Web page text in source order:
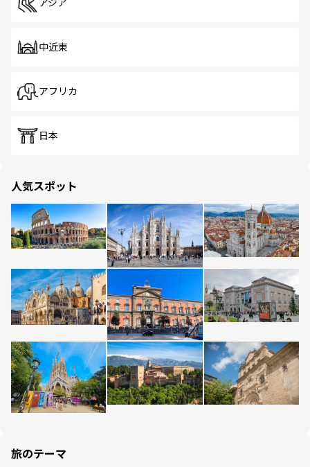
アジア
中近東
アフリカ
日本
人気スポット
旅のテーマ